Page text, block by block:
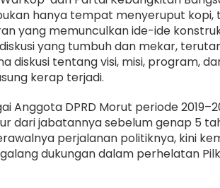
hanya tempat menyeruput kopi,
yang memunculkan ide-ide
yang tumbuh dan mekar,
diskusi tentang visi, misi, program,
kerap terjadi.
Anggota DPRD Morut periode
dari jabatannya sebelum genap 5
perjalanan politiknya, kini
dukungan dalam perhelatan